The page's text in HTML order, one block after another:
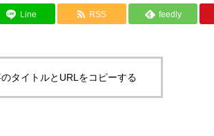
Line RSS feedly
タイトルとURLをコピーする